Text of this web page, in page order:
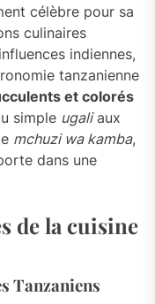
célèbre pour sa
culinaires
indiennes,
tanzanienne
et colorés
simple ugaliaux
mchuzi wa kamba,
dans une
de la cuisine
Tanzaniens